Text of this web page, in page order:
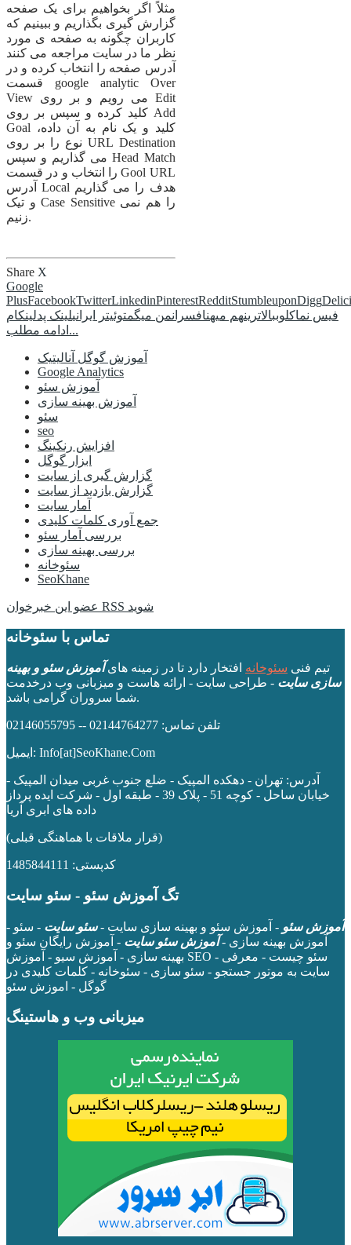
مثلاً اگر بخواهیم برای یک صفحه
گزارش گیری بگذاریم و ببینیم که
کاربران چگونه به صفحه ی مورد
نظر ما در سایت مراجعه می کنند
آدرس صفحه را انتخاب کرده و در
قسمت google analytic Over
View می رویم و بر روی Edit
کلید کرده و سپس بر روی Add
Goal کلید و یک نام به آن داده،
نوع را بر روی URL Destination
می گذاریم و سپس Head Match
را انتخاب و در قسمت Gool URL
آدرس Local هدف را می گذاریم
و تیک Case Sensitive را هم نمی
زنیم.
Share X
Google
PlusFacebookTwitterLinkedinPinterestRedditStumbleuponDigg
فیس نماکلوببالاترینهم میهنافسرانمن میگمتوئیتر ایرانیلینک پدلینکام
ادامه مطلب...
آموزش گوگل آنالیتیک
Google Analytics
آموزش سئو
آموزش بهینه سازی
سئو
seo
افزایش رنکینگ
ابزار گوگل
گزارش گیری از سایت
گزارش بازدید از سایت
آمار سایت
جمع آوری کلمات کلیدی
بررسی آمار سئو
بررسی بهینه سازی
سئوخانه
SeoKhane
عضو این خبرخوان RSS شوید
تماس با سئوخانه
تیم فنی سئوخانه افتخار دارد تا در زمینه هایآموزش سئو و بهینه
سازی سایت - طراحی سایت - ارائه هاست و میزبانی وب درخدمت
شما سروران گرامی باشد.
تلفن تماس: 02144764277 -- 02146055795
ایمیل: Info[at]SeoKhane.Com
آدرس: تهران - دهکده المپیک - ضلع جنوب غربی میدان المپیک -
خیابان ساحل - کوچه 51 - پلاک 39 - طبقه اول
- شرکت ایده پرداز
داده های ابری آریا
(قرار ملاقات با هماهنگی قبلی)
کدپستی: 1485844111
تگ آموزش سئو - سئو سایت
آموزش سئو - آموزش سئو و بهینه سازی سایت -سئو سایت - سئو -
آموزش بهینه سازی -آموزش سئو سایت - آموزش رایگان سئو و
بهینه سازی - آموزش سیو - آموزش SEO - سئو چیست - معرفی
سایت به موتور جستجو - سئو سازی - سئوخانه - کلمات کلیدی در
گوگل - اموزش سئو
میزبانی وب و هاستینگ